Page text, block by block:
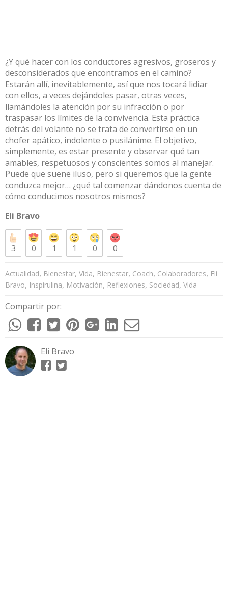
¿Y qué hacer con los conductores agresivos, groseros y
desconsiderados que encontramos en el camino?
Estarán allí, inevitablemente, así que nos tocará lidiar
con ellos, a veces dejándoles pasar, otras veces,
llamándoles la atención por su infracción o por
traspasar los límites de la convivencia. Esta práctica
detrás del volante no se trata de convertirse en un
chofer apático, indolente o pusilánime. El objetivo,
simplemente, es estar presente y observar qué tan
amables, respetuosos y conscientes somos al manejar.
Puede que suene iluso, pero si queremos que la gente
conduzca mejor… ¿qué tal comenzar dándonos cuenta de
cómo conducimos nosotros mismos?
Eli Bravo
3 0 1 1 0 0
Actualidad, Bienestar, Vida, Bienestar, Coach, Colaboradores, Eli
Bravo, Inspirulina, Motivación, Reflexiones, Sociedad, Vida
Compartir por:
Eli Bravo